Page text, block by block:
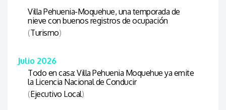
Villa Pehuenia-Moquehue, una temporada de
nieve con buenos registros de ocupación
(Turismo)
Julio 2026
Todo en casa: Villa Pehuenia Moquehue ya emite
la Licencia Nacional de Conducir
(Ejecutivo Local)